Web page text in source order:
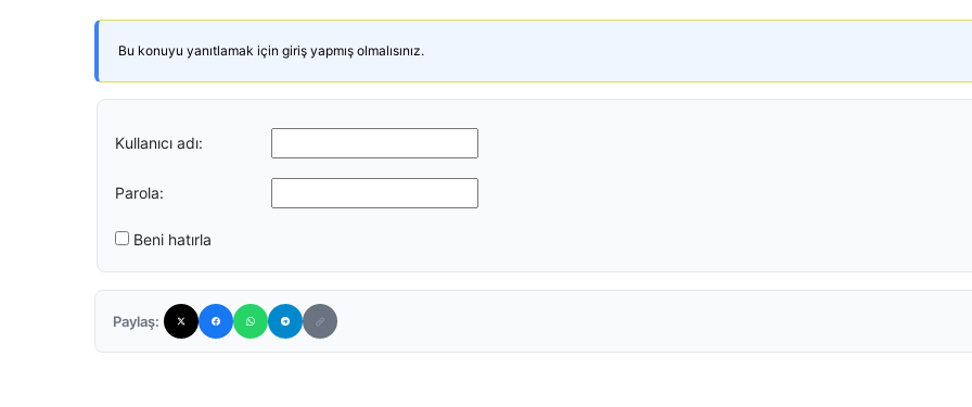
Bu konuyu yanıtlamak için giriş yapmış olmalısınız.
Kullanıcı adı:
Parola:
Beni hatırla
Paylaş: